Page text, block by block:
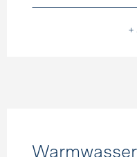
+
Warmwasser